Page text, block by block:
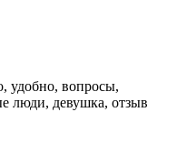
удобно, вопросы,
люди, девушка, отзыв